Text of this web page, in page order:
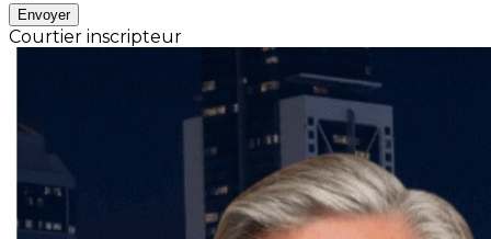
Envoyer
Courtier inscripteur